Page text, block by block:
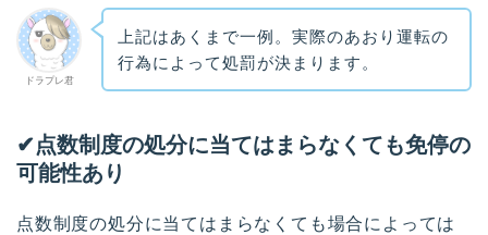
ドラプレ君
上記はあくまで一例。実際のあおり運転の
行為によって処罰が決まります。
✔︎点数制度の処分に当てはまらなくても免停の
可能性あり
点数制度の処分に当てはまらなくても場合によっては